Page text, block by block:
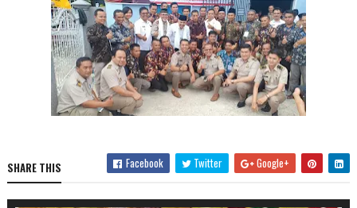
SHARE THIS Facebook Twitter Google+